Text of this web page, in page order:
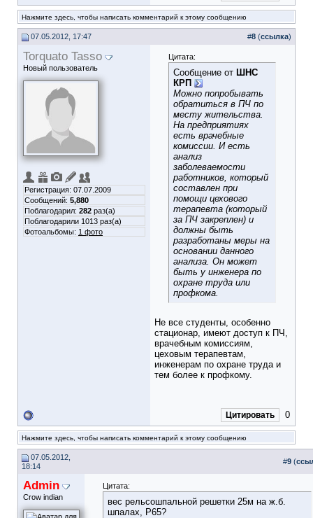
Нажмите здесь, чтобы написать комментарий к этому сообщению
07.05.2012, 17:47 #8 (ссылка)
Torquato Tasso
Новый пользователь
Регистрация: 07.07.2009
Сообщений: 5,880
Поблагодарил: 282 раз(а)
Поблагодарили 1013 раз(а)
Фотоальбомы: 1 фото
Цитата:
Сообщение от ШНС
КРП
Можно попробывать
обратиться в ПЧ по
месту жительства.
На предприятиях
есть врачебные
комиссии. И есть
анализ
заболеваемости
работников, который
составлен при
помощи цехового
терапевта (который
за ПЧ закреплен) и
должны быть
разработаны меры на
основании данного
анализа. Он может
быть у инженера по
охране труда или
профкома.
Не все студенты, особенно
стационар, имеют доступ к ПЧ,
врачебным комиссиям,
цеховым терапевтам,
инженерам по охране труда и
тем более к профкому.
Цитировать 0
Нажмите здесь, чтобы написать комментарий к этому сообщению
07.05.2012,
18:14
#9 (
Admin
Crow indian
Цитата:
вес рельсошпальной решетки 25м на ж.б.
шпалах, Р65?